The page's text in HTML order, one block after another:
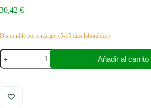
30,42 €
Disponible por encargo. (5-15 días laborables)
Placa
para
el
de
portabotellas
de
Añadir al carrito